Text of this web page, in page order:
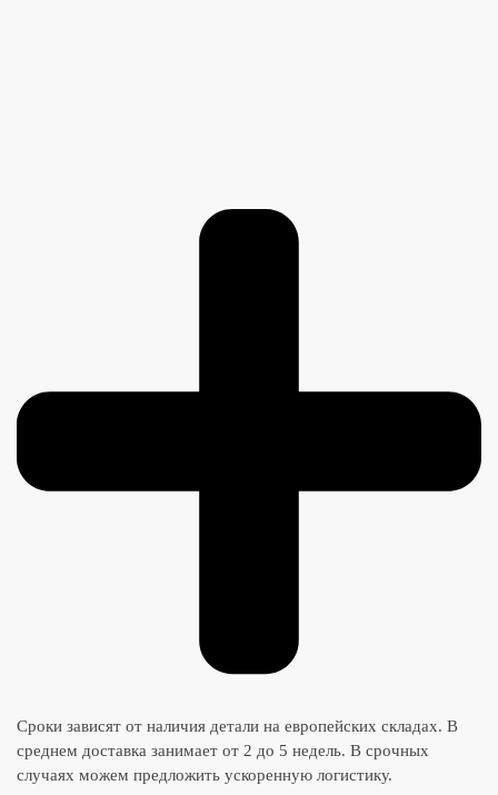
Сроки зависят от наличия детали на европейских складах. В
среднем доставка занимает от 2 до 5 недель. В срочных
случаях можем предложить ускоренную логистику.